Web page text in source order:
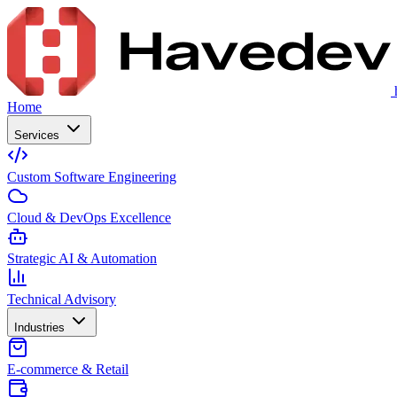
Home
Services
Custom Software Engineering
Cloud & DevOps Excellence
Strategic AI & Automation
Technical Advisory
Industries
E-commerce & Retail